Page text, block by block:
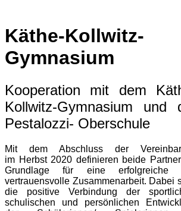
Käthe-Kollwitz-
Gymnasium
Kooperation mit dem
Kollwitz-Gymnasium und
Pestalozzi- Oberschule
Mit dem Abschluss der
im Herbst 2020 definieren beide
Grundlage für eine erfolgreiche
vertrauensvolle Zusammenarbeit. Dabei
die positive Verbindung der
schulischen und persönlichen